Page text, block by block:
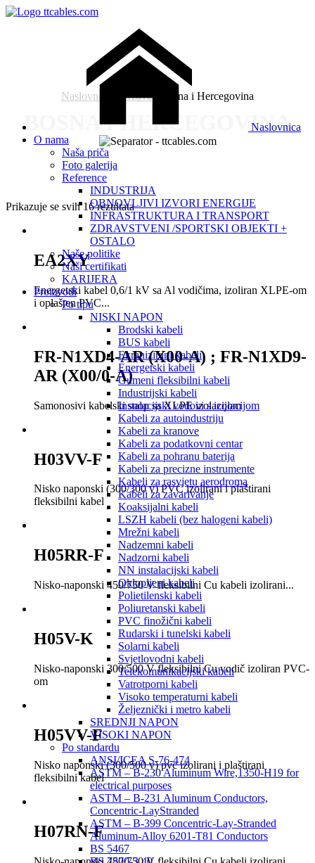
Naslovnica
O nama
Naša priča
Foto galerija
Reference
INDUSTRIJA
OBNOVLJIVI IZVORI ENERGIJE
INFRASTRUKTURA I TRANSPORT
ZDRAVSTVENI /SPORTSKI OBJEKTI +
OSTALO
Naše politike
Naši certifikati
KARIJERA
Proizvodi
Po tipu
NISKI NAPON
Brodski kabeli
BUS kabeli
Ekranizirani kabeli
Energetski kabeli
Gumeni fleksibilni kabeli
Industrijski kabeli
Instalacijski vodovi s izolacijom
Kabeli za autoindustriju
Kabeli za kranove
Kabeli za podatkovni centar
Kabeli za pohranu baterija
Kabeli za precizne instrumente
Kabeli za rasvjetu aerodroma
Kabeli za zavarivanje
Koaksijalni kabeli
LSZH kabeli (bez halogeni kabeli)
Mrežni kabeli
Nadzemni kabeli
Nadzorni kabeli
NN instalacijski kabeli
Oklopljeni kabeli
Polietilenski kabeli
Poliuretanski kabeli
PVC finožični kabeli
Rudarski i tunelski kabeli
Solarni kabeli
Svjetlovodni kabeli
Telekomunikacijski kabeli
Vatrotporni kabeli
Visoko temperaturni kabeli
Željeznički i metro kabeli
SREDNJI NAPON
VISOKI NAPON
Po standardu
ANSI/ICEA S-76-474
ASTM – B-230 Aluminum Wire,1350-H19 for
electrical purposes
ASTM – B-231 Aluminum Conductors,
Concentric-LayStranded
ASTM – B-399 Concentric-Lay-Stranded
Aluminum-Alloy 6201-T81 Conductors
BS 5467
Naslovnica Država/ Bosna i Hercegovina
BOSNA I HERCEGOVINA
Prikazuje se svih 16 rezultata
EA2XY
Energetski kabel 0,6/1 kV sa Al vodičima, izoliran XLPE-om
i oplašten PVC...
FR-N1XD4-AR (X00-A) ; FR-N1XD9-
AR (X00/0-A)
Samonosivi kabelski snop sa XLPE izolacijom
H03VV-F
Nisko naponski (300/300 v) PVC izolirani i plaštirani
fleksibilni kabel
H05RR-F
Nisko-naponski 450/750 V fleksibilni Cu kabeli izolirani...
H05V-K
Nisko-naponski 300/500 V fleksibilni Cu vodič izoliran PVC-
om
H05VV-F
Nisko naponski (300/500 v) pvc izolirani i plaštirani
fleksibilni kabel
H07RN-F